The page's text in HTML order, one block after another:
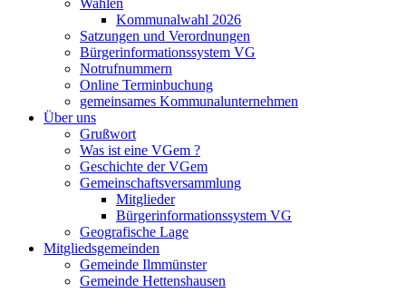
Wahlen
Kommunalwahl 2026
Satzungen und Verordnungen
Bürgerinformationssystem VG
Notrufnummern
Online Terminbuchung
gemeinsames Kommunalunternehmen
Über uns
Grußwort
Was ist eine VGem ?
Geschichte der VGem
Gemeinschaftsversammlung
Mitglieder
Bürgerinformationssystem VG
Geografische Lage
Mitgliedsgemeinden
Gemeinde Ilmmünster
Gemeinde Hettenshausen